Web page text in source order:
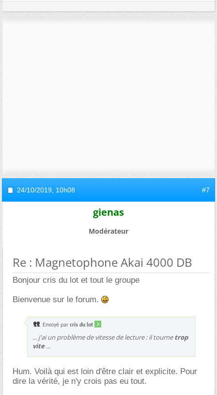
24/10/2019, 10h08 #7
gienas
Modérateur
Re : Magnetophone Akai 4000 DB
Bonjour cris du lot et tout le groupe
Bienvenue sur le forum.
Envoyé par cris du lot
... j'ai un problème de vitesse de lecture : il tournetrop
vite...
Hum. Voilà qui est loin d'être clair et explicite. Pour
dire la vérité, je n'y crois pas eu tout.